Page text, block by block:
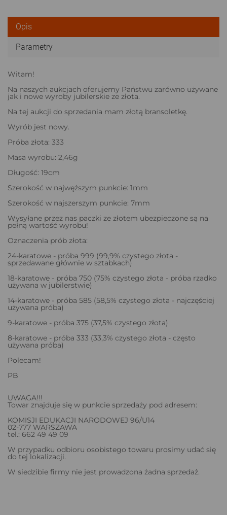
Opis
Parametry
Witam!
Na naszych aukcjach oferujemy Państwu zarówno używane
jak i nowe wyroby jubilerskie ze złota.
Na tej aukcji do sprzedania mam złotą bransoletkę.
Wyrób jest nowy.
Próba złota: 333
Masa wyrobu: 2,46g
Długość: 19cm
Szerokość w najwęższym punkcie: 1mm
Szerokość w najszerszym punkcie: 7mm
Wysyłane przez nas paczki ze złotem ubezpieczone są na
pełną wartość wyrobu!
Oznaczenia prób złota:
24-karatowe - próba 999 (99,9% czystego złota -
sprzedawane głównie w sztabkach)
18-karatowe - próba 750 (75% czystego złota - próba rzadko
używana w jubilerstwie)
14-karatowe - próba 585 (58,5% czystego złota - najczęściej
używana próba)
9-karatowe - próba 375 (37,5% czystego złota)
8-karatowe - próba 333 (33,3% czystego złota - często
używana próba)
Polecam!
PB
UWAGA!!!
Towar znajduje się w punkcie sprzedaży pod adresem:
KOMISJI EDUKACJI NARODOWEJ 96/U14
02-777 WARSZAWA
tel.: 662 49 49 09
W przypadku odbioru osobistego towaru prosimy udać się
do tej lokalizacji.
W siedzibie firmy nie jest prowadzona żadna sprzedaż.